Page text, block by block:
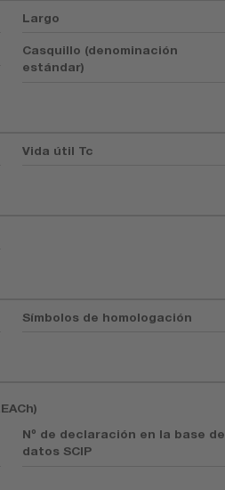
Largo
Casquillo (denominación
estándar)
Vida útil Tc
Símbolos de homologación
Nº de declaración en la base de
datos SCIP